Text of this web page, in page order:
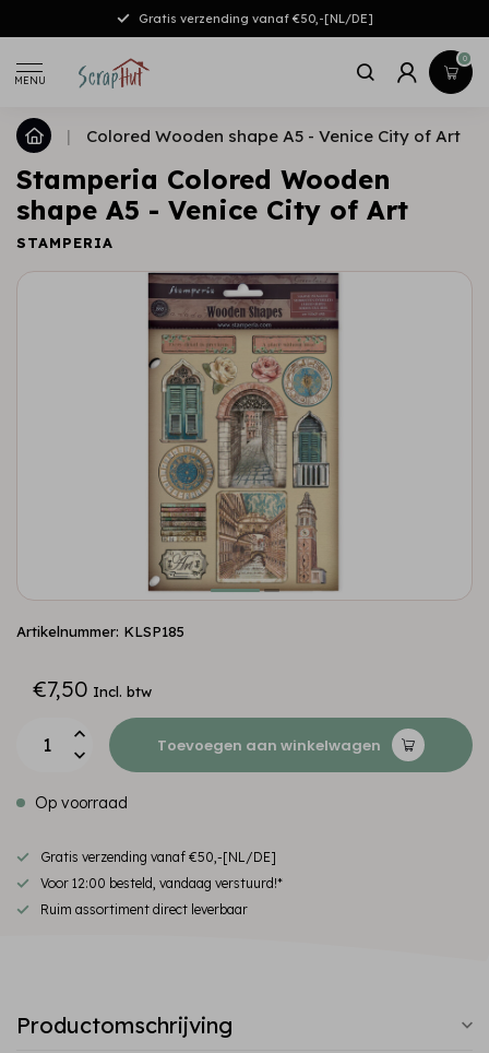
Gratis verzending vanaf €50,-[NL/DE]
MENU
0
| Colored Wooden shape A5 - Venice City of Art
Stamperia Colored Wooden
shape A5 - Venice City of Art
STAMPERIA
Artikelnummer: KLSP185
€7,50 Incl. btw
Toevoegen aan winkelwagen
Op voorraad
Gratis verzending vanaf €50,-[NL/DE]
Voor 12:00 besteld, vandaag verstuurd!*
Ruim assortiment direct leverbaar
Productomschrijving